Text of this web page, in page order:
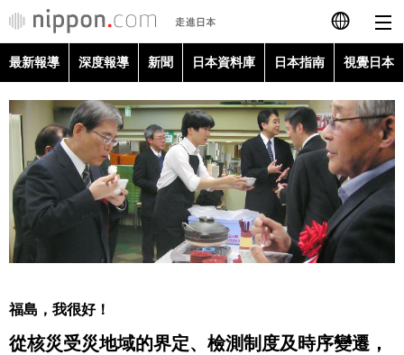
日本語
English
简体字
Français
Español
Русский
最新報導
深度報導
最新報導 深度報導 新聞 日本資料庫 日本指南 視覺日本
福島，我很好！
從核災受災地域的界定、檢測制度及時序變遷，